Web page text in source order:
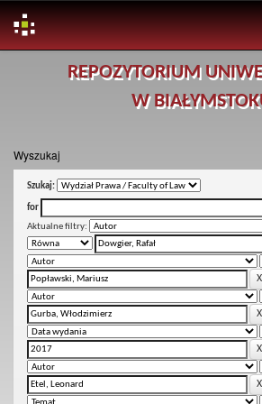
REPOZYTORIUM
W
Wyszukaj
Szukaj:
for
Aktualne filtry: